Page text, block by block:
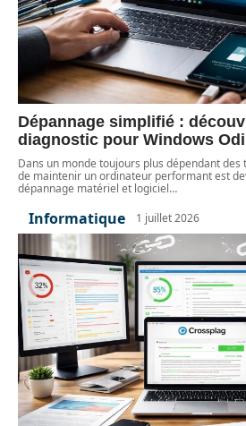
Dépannage simplifié :
diagnostic pour Windows
Dans un monde toujours plus dépendant des
de maintenir un ordinateur performant est
dépannage matériel et logiciel…
Informatique 1 juillet 2026